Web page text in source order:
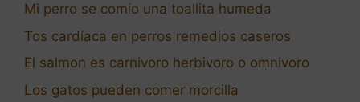
Mi perro se comio una toallita humeda
Tos cardíaca en perros remedios caseros
El salmon es carnivoro herbivoro o omnivoro
Los gatos pueden comer morcilla